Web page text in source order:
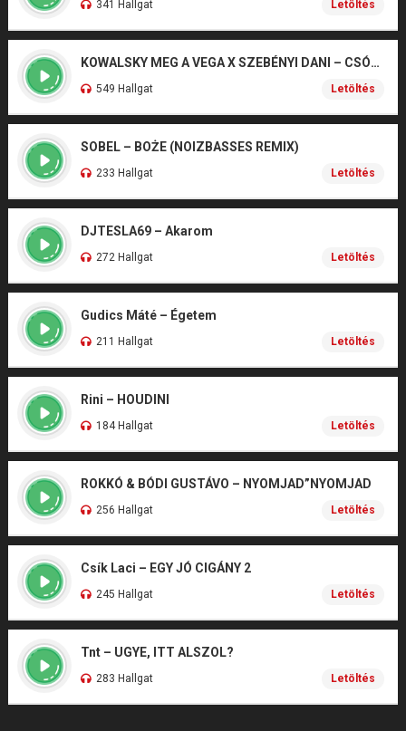
341 Hallgat Letöltés
KOWALSKY MEG A VEGA X SZEBÉNYI DANI – CSÓNAK
549 Hallgat Letöltés
SOBEL – BOŻE (NOIZBASSES REMIX)
233 Hallgat Letöltés
DJTESLA69 – Akarom
272 Hallgat Letöltés
Gudics Máté – Égetem
211 Hallgat Letöltés
Rini – HOUDINI
184 Hallgat Letöltés
ROKKÓ & BÓDI GUSTÁVO – NYOMJAD”NYOMJAD
256 Hallgat Letöltés
Csík Laci – EGY JÓ CIGÁNY 2
245 Hallgat Letöltés
Tnt – UGYE, ITT ALSZOL?
283 Hallgat Letöltés